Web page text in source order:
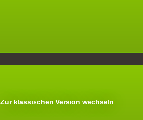
Zur klassischen Version wechseln